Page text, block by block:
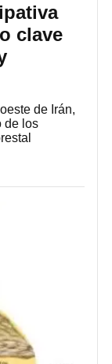
clave
de Irán,
de los